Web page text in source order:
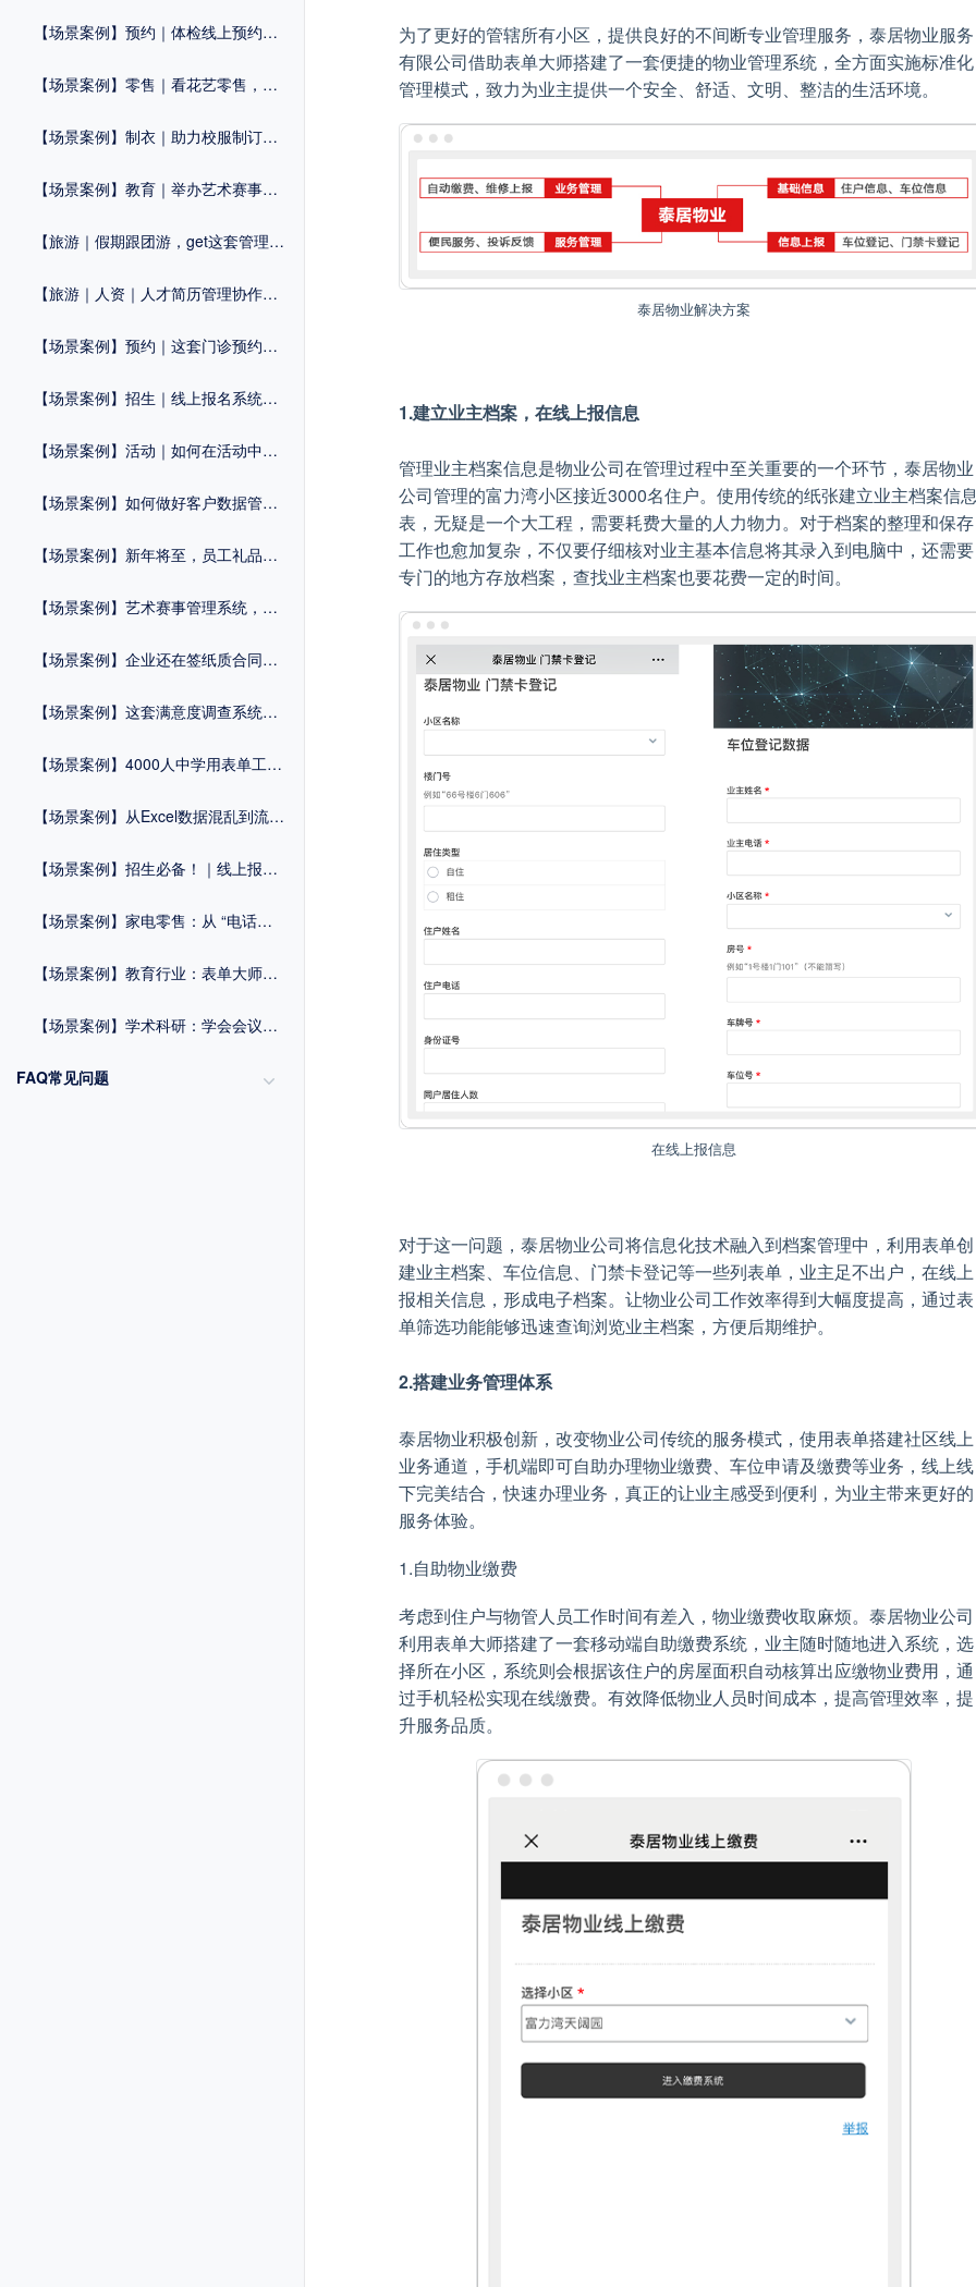
【场景案例】预约｜体检线上预约系统怎么做？
【场景案例】零售｜看花艺零售，如何打造自己的线上商城？
【场景案例】制衣｜助力校服制订流程化，提高管理效率！
【场景案例】教育｜举办艺术赛事，这套活动解决方案建议知道！
【旅游｜假期跟团游，get这套管理系统，提升效率不止一点！
【旅游｜人资｜人才简历管理协作工具，让招聘更轻松！
【场景案例】预约｜这套门诊预约系统，助力“医”路畅通
【场景案例】招生｜线上报名系统，让复杂工作变简单
【场景案例】活动｜如何在活动中一站式完成报名+签到+核销？
【场景案例】如何做好客户数据管理？这个方法很重要！
【场景案例】新年将至，员工礼品兑换系统，速来get！
【场景案例】艺术赛事管理系统，轻松报考一步到位！
【场景案例】企业还在签纸质合同？2025年，电子合同了解一下？
【场景案例】这套满意度调查系统，让医院服务大升级！
【场景案例】4000人中学用表单工具破解3大招生难题，零代码提效翻倍！
【场景案例】从Excel数据混乱到流程自动化：这家制造企业如何用表单工具实现管理破局？
【场景案例】招生必备！｜线上报名系统一键破解信息收集难题
【场景案例】家电零售：从 “电话依赖” 到 “扫码全流程管理”
【场景案例】教育行业：表单大师赋能报名管理与毕业流程优化方案
【场景案例】学术科研：学会会议组织与数据统计方案
FAQ常见问题
为了更好的管辖所有小区，提供良好的不间断专业管理服务，泰居物业服务
有限公司借助表单大师搭建了一套便捷的物业管理系统，全方面实施标准化
管理模式，致力为业主提供一个安全、舒适、文明、整洁的生活环境。
泰居物业解决方案
1.建立业主档案，在线上报信息
管理业主档案信息是物业公司在管理过程中至关重要的一个环节，泰居物业
公司管理的富力湾小区接近3000名住户。使用传统的纸张建立业主档案信
表，无疑是一个大工程，需要耗费大量的人力物力。对于档案的整理和保存
工作也愈加复杂，不仅要仔细核对业主基本信息将其录入到电脑中，还需要
专门的地方存放档案，查找业主档案也要花费一定的时间。
在线上报信息
对于这一问题，泰居物业公司将信息化技术融入到档案管理中，利用表单创
建业主档案、车位信息、门禁卡登记等一些列表单，业主足不出户，在线上
报相关信息，形成电子档案。让物业公司工作效率得到大幅度提高，通过表
单筛选功能能够迅速查询浏览业主档案，方便后期维护。
2.搭建业务管理体系
泰居物业积极创新，改变物业公司传统的服务模式，使用表单搭建社区线上
业务通道，手机端即可自助办理物业缴费、车位申请及缴费等业务，线上线
下完美结合，快速办理业务，真正的让业主感受到便利，为业主带来更好的
服务体验。
1.自助物业缴费
考虑到住户与物管人员工作时间有差入，物业缴费收取麻烦。泰居物业公司
利用表单大师搭建了一套移动端自助缴费系统，业主随时随地进入系统，选
择所在小区，系统则会根据该住户的房屋面积自动核算出应缴物业费用，通
过手机轻松实现在线缴费。有效降低物业人员时间成本，提高管理效率，提
升服务品质。